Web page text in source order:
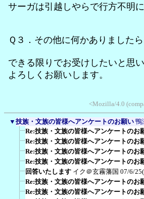
サーガは引越しやらで行方不明
Ｑ３．その他に何かありましたら
できる限りでお受けしたいと思い
よろしくお願いします。
<Mozilla/4.0
▼ 技族・文族の皆様へアンケートのお願い 鴨
Re:技族・文族の皆様へアンケートのお
Re:技族・文族の皆様へアンケートのお
Re:技族・文族の皆様へアンケートのお
Re:技族・文族の皆様へアンケートのお
回答いたします イク＠玄霧藩国 07/6/
Re:技族・文族の皆様へアンケートのお
Re:技族・文族の皆様へアンケートのお